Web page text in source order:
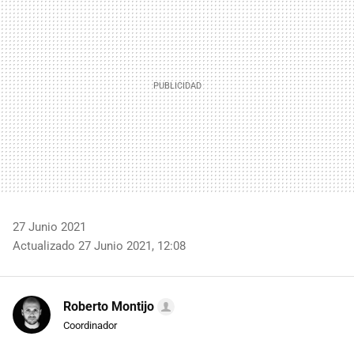
27 Junio 2021
Actualizado 27 Junio 2021, 12:08
Roberto Montijo
Coordinador